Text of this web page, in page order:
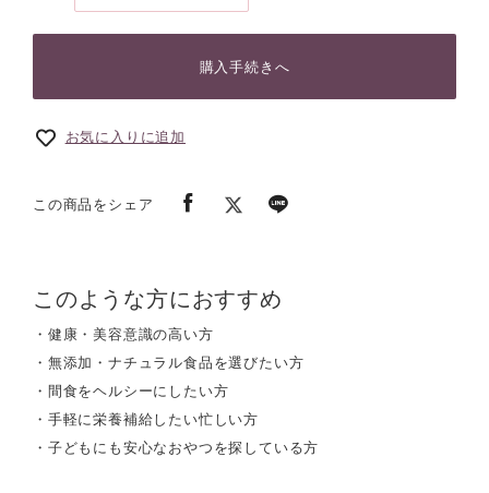
購入手続きへ
お気に入りに追加
この商品をシェア
このような方におすすめ
・健康・美容意識の高い方
・無添加・ナチュラル食品を選びたい方
・間食をヘルシーにしたい方
・手軽に栄養補給したい忙しい方
・子どもにも安心なおやつを探している方